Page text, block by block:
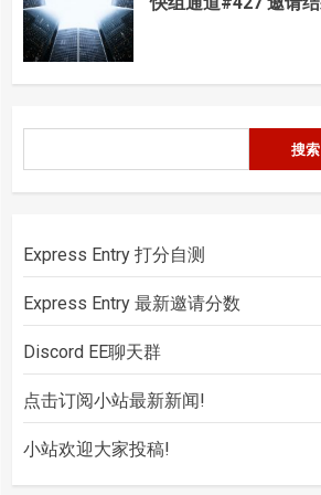
索
搜索
Express Entry 打分自测
Express Entry 最新邀请分数
Discord EE聊天群
点击订阅小站最新新闻!
小站欢迎大家投稿!